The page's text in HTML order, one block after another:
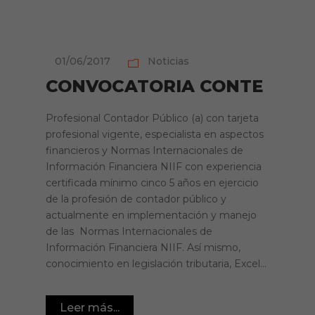
01/06/2017 Noticias
CONVOCATORIA CONTE
Profesional Contador Público (a) con tarjeta
profesional vigente, especialista en aspectos
financieros y Normas Internacionales de
Información Financiera NIIF con experiencia
certificada mínimo cinco 5 años en ejercicio
de la profesión de contador público y
actualmente en implementación y manejo
de las Normas Internacionales de
Información Financiera NIIF. Así mismo,
conocimiento en legislación tributaria, Excel...
Leer más...